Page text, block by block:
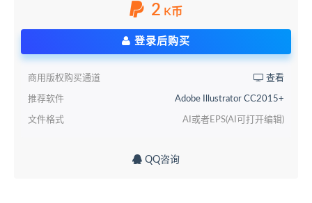
2 K币
登录后购买
商用版权购买通道 查看
推荐软件 Adobe Illustrator CC2015+
文件格式 AI或者EPS(AI可打开编辑)
QQ咨询